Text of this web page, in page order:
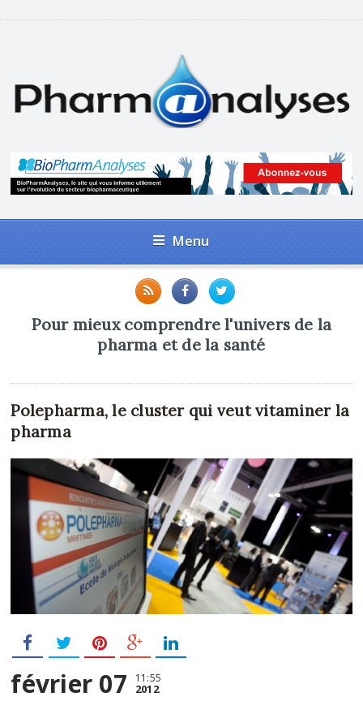
Menu
Pour mieux comprendre l'univers de la
pharma et de la santé
Polepharma, le cluster qui veut vitaminer la
pharma
février 07 11:55
2012